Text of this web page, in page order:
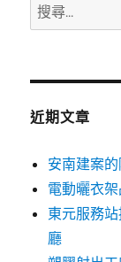
搜
尋
鍵
近期文章
安南建案
電動曬衣
東元服務
廳